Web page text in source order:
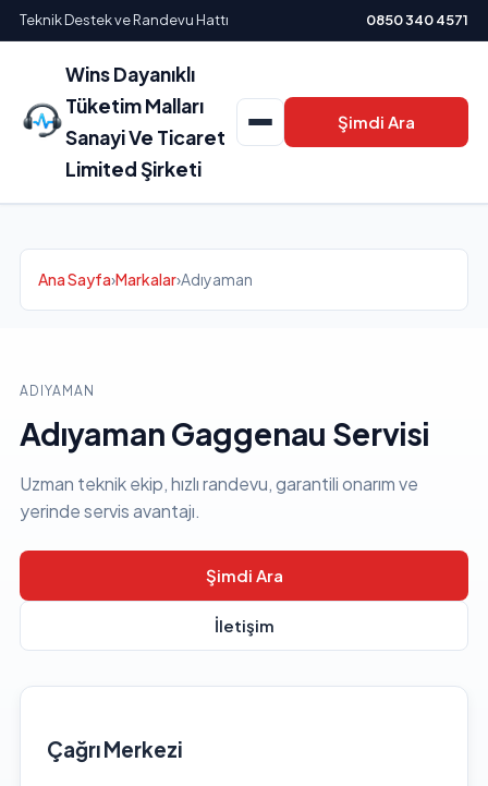
Teknik Destek ve Randevu Hattı 0850 340 4571
Wins Dayanıklı
Tüketim Malları
Sanayi Ve Ticaret
Limited Şirketi
Şimdi Ara
Ana Sayfa›Markalar›Adıyaman
ADIYAMAN
Adıyaman Gaggenau Servisi
Uzman teknik ekip, hızlı randevu, garantili onarım ve
yerinde servis avantajı.
Şimdi Ara
İletişim
Çağrı Merkezi